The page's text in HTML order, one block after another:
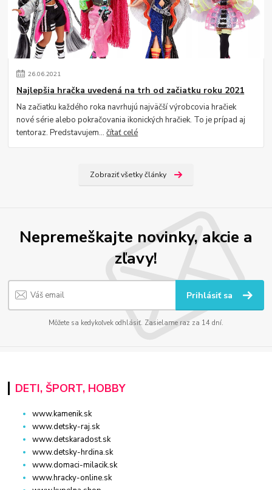
26.06.2021
Najlepšia hračka uvedená na trh od začiatku roku 2021
Na začiatku každého roka navrhujú najväčší výrobcovia hračiek
nové série alebo pokračovania ikonických hračiek. To je prípad aj
tentoraz. Predstavujem...čítať celé
Zobraziť všetky články
Nepremeškajte novinky, akcie a
zľavy!
Prihlásiť sa
Môžete sa kedykoľvek odhlásiť. Zasielame raz za 14 dní.
DETI, ŠPORT, HOBBY
www.kamenik.sk
www.detsky-raj.sk
www.detskaradost.sk
www.detsky-hrdina.sk
www.domaci-milacik.sk
www.hracky-online.sk